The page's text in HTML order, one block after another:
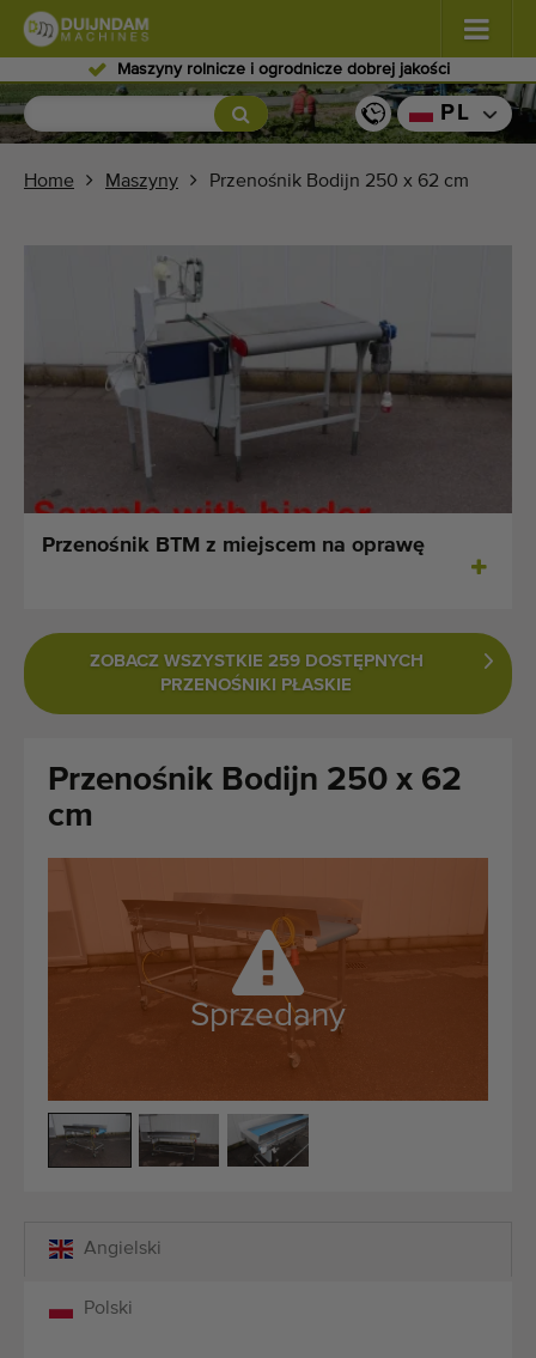
Wykwalifikowany personel
Kwiaty i rośliny
(441)
Sprzedaj swoją maszynę!
Wyszukaj według typu
Ostatnio widziany maszyny
Ostatnio dodane maszyny
Import maszyn
Marki
Wykwalifikowany personel
Dostawa na całym świecie
PL
Home Maszyny Przenośnik Bodijn 250 x 62 cm
Przenośnik BTM z miejscem na oprawę
ZOBACZ WSZYSTKIE 259 DOSTĘPNYCH
PRZENOŚNIKI PŁASKIE
Przenośnik Bodijn 250 x 62
cm
Sprzedany
Polski
Angielski